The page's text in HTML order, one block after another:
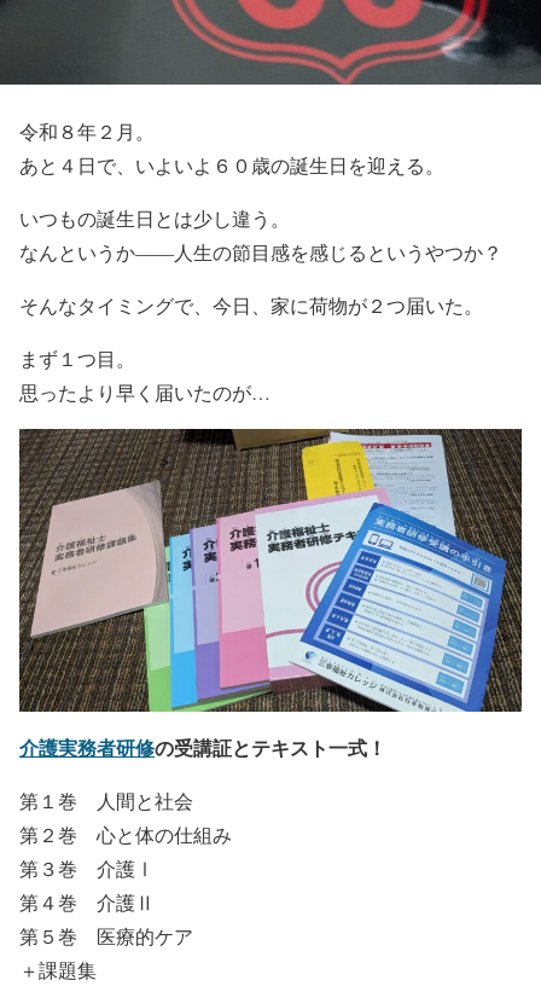
令和８年２月。
あと４日で、いよいよ６０歳の誕生日を迎える。
いつもの誕生日とは少し違う。
なんというか――人生の節目感を感じるというやつか？
そんなタイミングで、今日、家に荷物が２つ届いた。
まず１つ目。
思ったより早く届いたのが…
介護実務者研修の受講証とテキスト一式！
第１巻 人間と社会
第２巻 心と体の仕組み
第３巻 介護Ⅰ
第４巻 介護Ⅱ
第５巻 医療的ケア
＋課題集